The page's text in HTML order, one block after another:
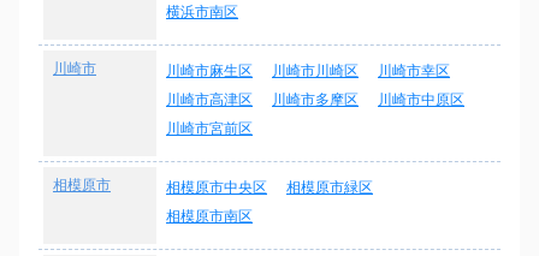
横浜市南区
川崎市 川崎市麻生区 川崎市川崎区
川崎市幸区
川崎市高津区
川崎市多摩区
川崎市中原区
川崎市宮前区
相模原市 相模原市中央区
相模原市緑区
相模原市南区